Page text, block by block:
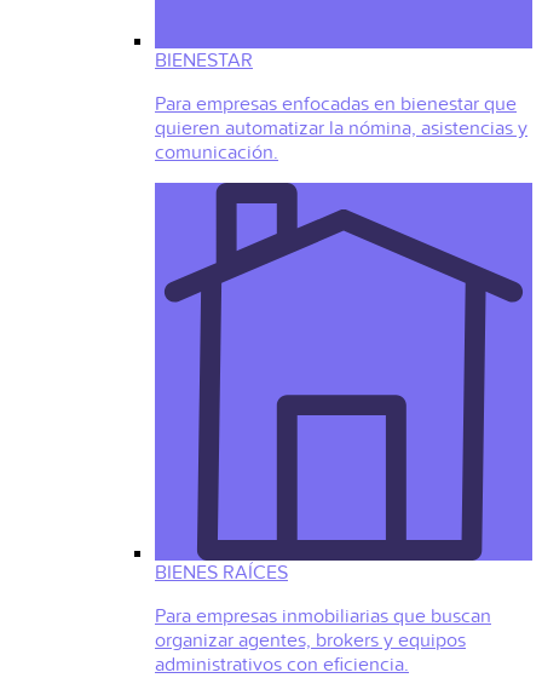
BIENESTAR
Para empresas enfocadas en bienestar que
quieren automatizar la nómina, asistencias y
comunicación.
BIENES RAÍCES
Para empresas inmobiliarias que buscan
organizar agentes, brokers y equipos
administrativos con eficiencia.